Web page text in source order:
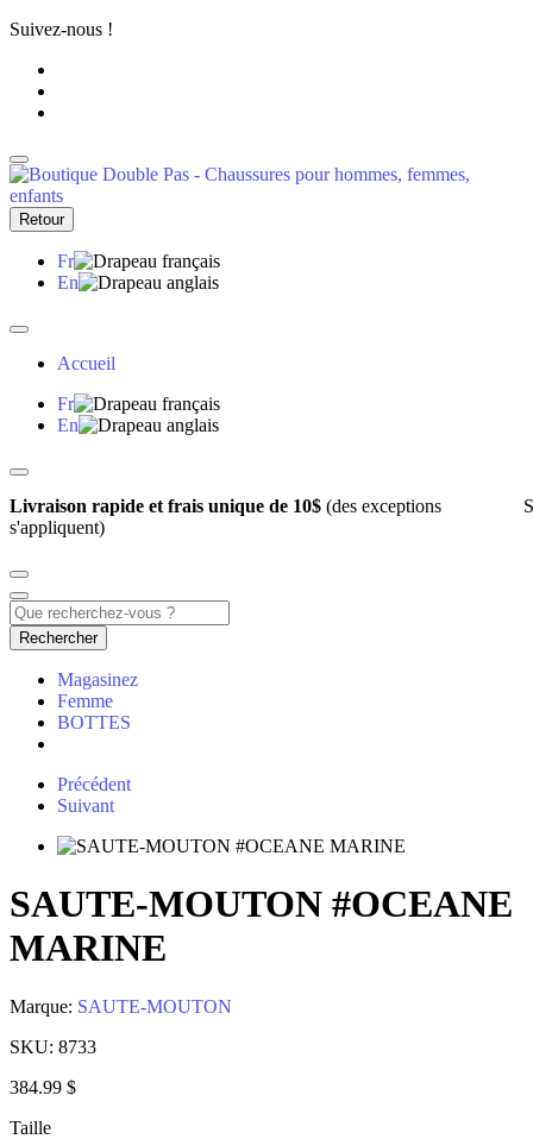
Suivez-nous !
Retour
Fr
En
Accueil
Fr
En
Livraison rapide et frais unique de 10$ (des exceptions
s'appliquent)
Rechercher
Magasinez
Femme
BOTTES
Précédent
Suivant
SAUTE-MOUTON #OCEANE
MARINE
Marque: SAUTE-MOUTON
SKU: 8733
384.99 $
Taille